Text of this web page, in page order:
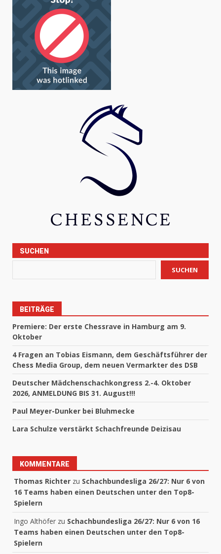
SUCHEN
SUCHEN
BEITRÄGE
Premiere: Der erste Chessrave in Hamburg am 9.
Oktober
4 Fragen an Tobias Eismann, dem Geschäftsführer der
Chess Media Group, dem neuen Vermarkter des DSB
Deutscher Mädchenschachkongress 2.-4. Oktober
2026, ANMELDUNG BIS 31. August!!!
Paul Meyer-Dunker bei Bluhmecke
Lara Schulze verstärkt Schachfreunde Deizisau
KOMMENTARE
Thomas Richter zu Schachbundesliga 26/27: Nur 6 von
16 Teams haben einen Deutschen unter den Top8-
Spielern
Ingo Althöfer zu Schachbundesliga 26/27: Nur 6 von 16
Teams haben einen Deutschen unter den Top8-
Spielern